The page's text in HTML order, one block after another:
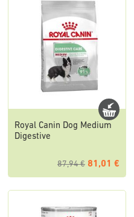
Royal Canin Dog Medium
Digestive
87,94 € 81,01 €